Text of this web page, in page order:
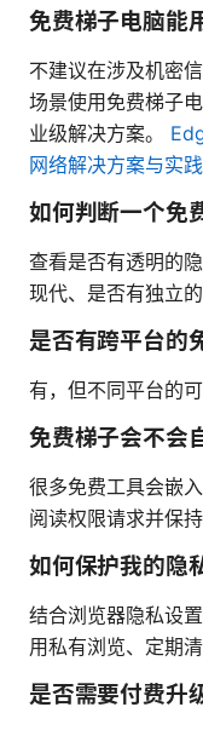
免费梯子电脑能
不建议在涉及机密
场景使用免费梯子
业级解决方案。
网络解决方案与实
如何判断一个免
查看是否有透明的
现代、是否有独立
是否有跨平台的
有，但不同平台的
免费梯子会不会
很多免费工具会嵌
阅读权限请求并保持
如何保护我的隐
结合浏览器隐私设
用私有浏览、定期
是否需要付费升